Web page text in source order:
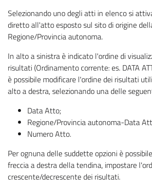
Selezionando uno degli atti in elenco si
diretto all'atto esposto sul sito di origine
Regione/Provincia autonoma.
In alto a sinistra è indicato l'ordine di
risultati (Ordinamento corrente: es. DATA
è possibile modificare l'ordine dei risultati
alto a destra, selezionando una delle
Data Atto;
Regione/Provincia autonoma-Data
Numero Atto.
Per ognuna delle suddette opzioni è
freccia a destra della tendina, impostare
crescente/decrescente dei risultati.